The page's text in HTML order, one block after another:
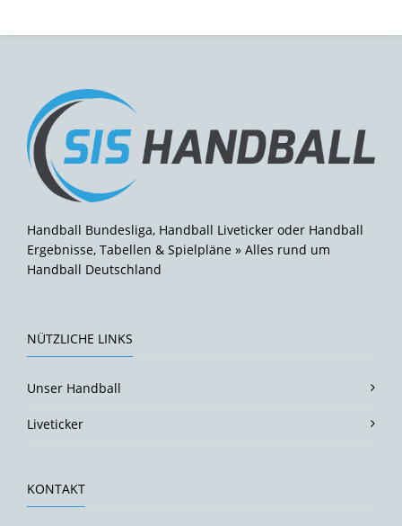
Handball Bundesliga, Handball Liveticker oder Handball
Ergebnisse, Tabellen & Spielpläne » Alles rund um
Handball Deutschland
NÜTZLICHE LINKS
Unser Handball
Liveticker
KONTAKT